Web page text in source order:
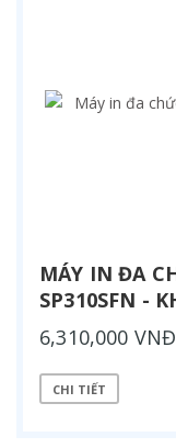
MÁY IN ĐA
SP310SFN -
6,310,000 VNĐ
CHI TIẾT